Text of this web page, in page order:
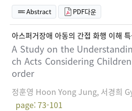
Abstract PDF다운
아스퍼거장애 아동의 간접 화행 이해
A Study on the
ch Acts Considering
order
정훈영 Hoon Yong Jung, 서경희
page: 73-101